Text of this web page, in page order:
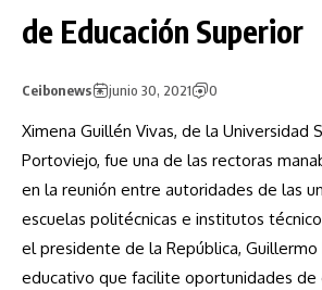
de Educación Superior
Ceibonews junio 30, 2021 0
Ximena Guillén Vivas, de la Universidad
Portoviejo, fue una de las rectoras
en la reunión entre autoridades de las
escuelas politécnicas e institutos
el presidente de la República, Guillermo
educativo que facilite oportunidades de